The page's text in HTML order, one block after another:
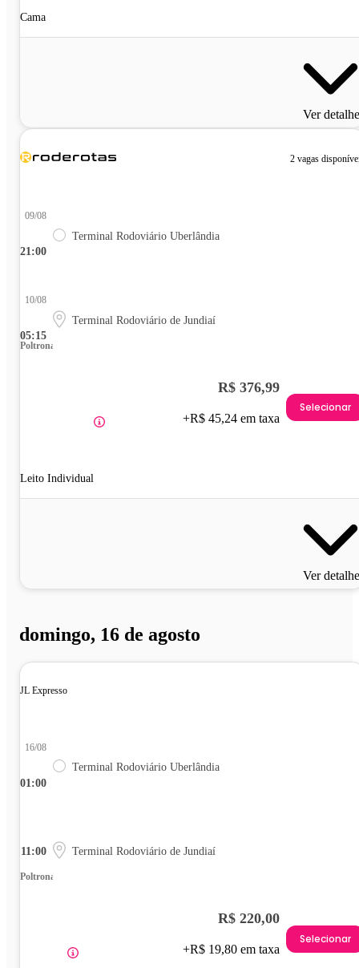
Cama
Ver
2 vagas
21:00
09/08
Terminal Rodoviário Uberlândia
05:15
10/08
Terminal Rodoviário de Jundiaí
Poltrona
Leito Individual
R$ 376,99
+R$ 45,24 em taxa
Selecionar
Ver
domingo, 16 de agosto
JL Expresso
01:00
16/08
Terminal Rodoviário Uberlândia
11:00 Terminal Rodoviário de Jundiaí
Poltrona
R$ 220,00
+R$ 19,80 em taxa
Selecionar